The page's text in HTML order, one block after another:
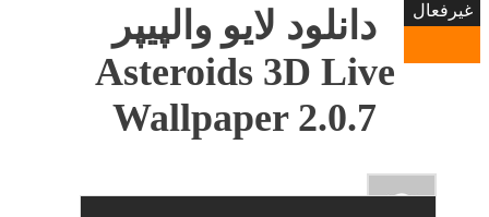
غیرفعال
دانلود لایو والپیپر
Asteroids 3D Live
Wallpaper 2.0.7